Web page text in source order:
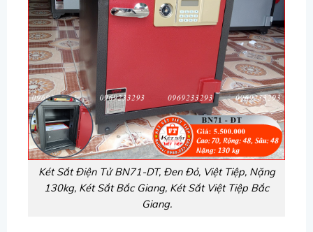
Két Sắt Điện Tử BN71-DT, Đen Đỏ, Việt Tiệp, Nặng
130kg, Két Sắt Bắc Giang, Két Sắt Việt Tiệp Bắc
Giang.